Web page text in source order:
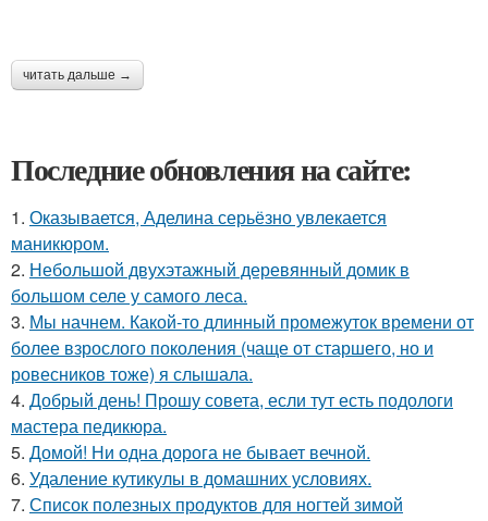
читать дальше →
Последние обновления на сайте:
1. Оказывается, Аделина серьёзно увлекается
маникюром.
2. Небольшой двухэтажный деревянный домик в
большом селе у самого леса.
3. Мы начнем. Какой-то длинный промежуток времени от
более взрослого поколения (чаще от старшего, но и
ровесников тоже) я слышала.
4. Добрый день! Прошу совета, если тут есть подологи
мастера педикюра.
5. Домой! Ни одна дорога не бывает вечной.
6. Удаление кутикулы в домашних условиях.
7. Список полезных продуктов для ногтей зимой